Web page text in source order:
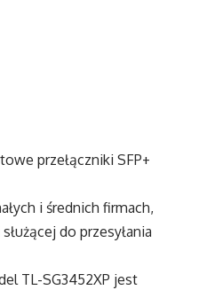
przełączniki SFP+
i średnich firmach,
do przesyłania
TL-SG3452XP jest